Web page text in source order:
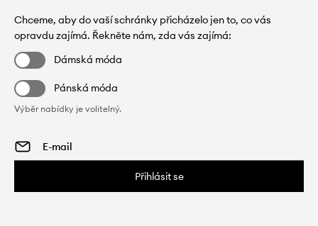
Chceme, aby do vaší schránky přicházelo jen to, co vás
opravdu zajímá. Řekněte nám, zda vás zajímá:
Dámská móda
Pánská móda
Výběr nabídky je volitelný.
Přihlásit se